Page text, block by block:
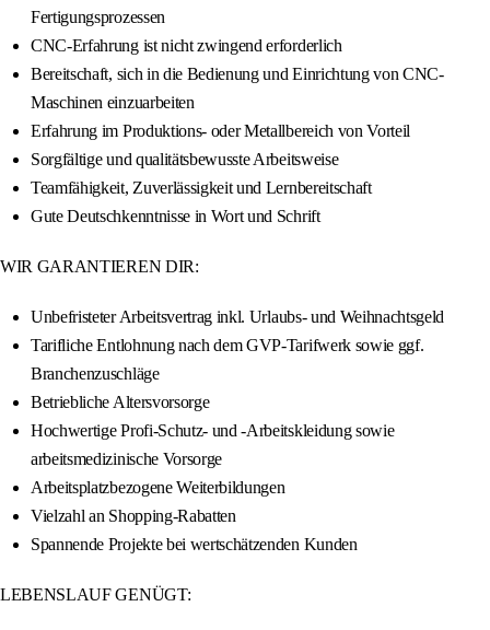
Fertigungsprozessen
CNC-Erfahrung ist nicht zwingend erforderlich
Bereitschaft, sich in die Bedienung und Einrichtung von CNC-
Maschinen einzuarbeiten
Erfahrung im Produktions- oder Metallbereich von Vorteil
Sorgfältige und qualitätsbewusste Arbeitsweise
Teamfähigkeit, Zuverlässigkeit und Lernbereitschaft
Gute Deutschkenntnisse in Wort und Schrift
WIR GARANTIEREN DIR:
Unbefristeter Arbeitsvertrag inkl. Urlaubs- und Weihnachtsgeld
Tarifliche Entlohnung nach dem GVP-Tarifwerk sowie ggf.
Branchenzuschläge
Betriebliche Altersvorsorge
Hochwertige Profi-Schutz- und -Arbeitskleidung sowie
arbeitsmedizinische Vorsorge
Arbeitsplatzbezogene Weiterbildungen
Vielzahl an Shopping-Rabatten
Spannende Projekte bei wertschätzenden Kunden
LEBENSLAUF GENÜGT: